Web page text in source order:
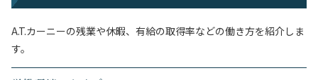
A.T.カーニーの残業や休暇、有給の取得率などの働き方を紹介しま
す。